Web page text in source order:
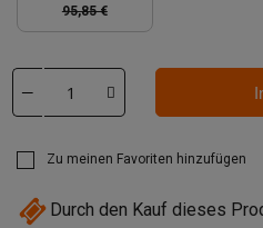
95,85 €
Zu meinen Favoriten hinzufügen
Durch den Kauf dieses